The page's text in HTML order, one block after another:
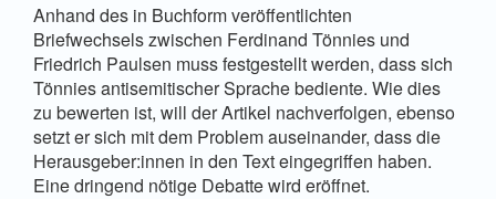
Anhand des in Buchform veröffentlichten
Briefwechsels zwischen Ferdinand Tönnies und
Friedrich Paulsen muss festgestellt werden, dass sich
Tönnies antisemitischer Sprache bediente. Wie dies
zu bewerten ist, will der Artikel nachverfolgen, ebenso
setzt er sich mit dem Problem auseinander, dass die
Herausgeber:innen in den Text eingegriffen haben.
Eine dringend nötige Debatte wird eröffnet.